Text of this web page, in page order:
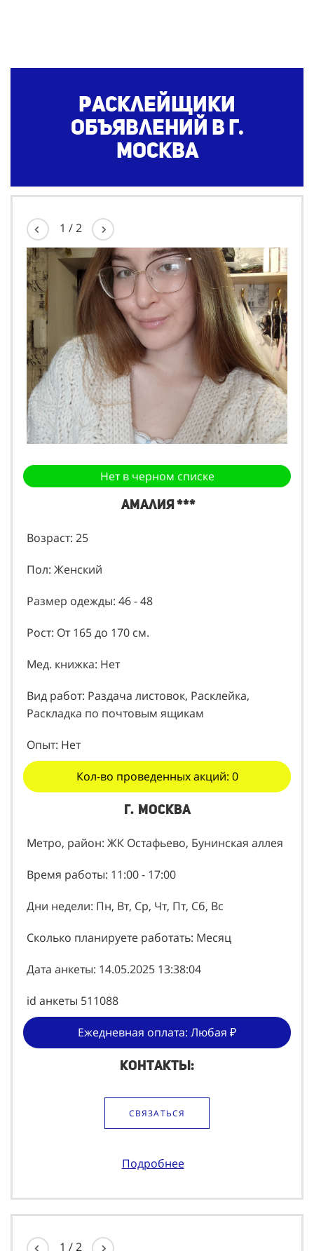
Расклейщики
объявлений в г.
Москва
1 /2
Нет в черном списке
Амалия ***
Возраст: 25
Пол: Женский
Размер одежды: 46 - 48
Рост: От 165 до 170 см.
Мед. книжка: Нет
Вид работ: Раздача листовок, Расклейка,
Раскладка по почтовым ящикам
Опыт: Нет
Кол-во проведенных акций: 0
г. Москва
Метро, район: ЖК Остафьево, Бунинская аллея
Время работы: 11:00 - 17:00
Дни недели: Пн, Вт, Ср, Чт, Пт, Сб, Вс
Сколько планируете работать: Месяц
Дата анкеты: 14.05.2025 13:38:04
id анкеты 511088
Ежедневная оплата: Любая ₽
Контакты:
СВЯЗАТЬСЯ
Подробнее
1 /2